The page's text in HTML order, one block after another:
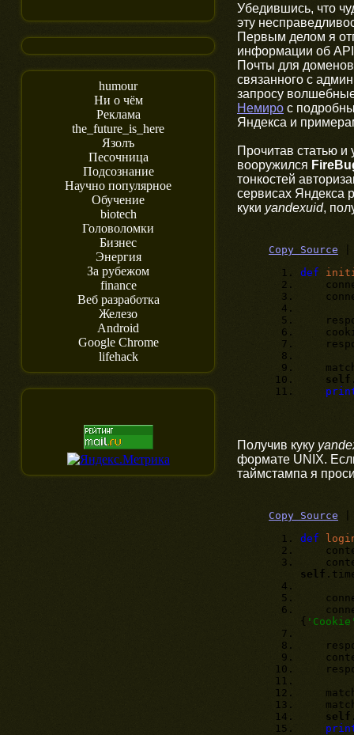
humour
Ни о чём
Реклама
the_future_is_here
Язолъ
Песочница
Подсознание
Научно популярное
Обучение
biotech
Головоломки
Бизнес
Энергия
За рубежом
finance
Веб разработка
Железо
Android
Google Chrome
lifehack
Убедившись, что
эту
Первым делом я
информации об
Почты для
связанного с
запросу
Немиро с
Яндекса и
Прочитав статью и
вооружился
тонкостей
сервисах Яндекса
куки yandexuid,
Copy Source
def
self
Получив куку
формате UNIX.
таймстампа я
Copy Source
def
self
{
self